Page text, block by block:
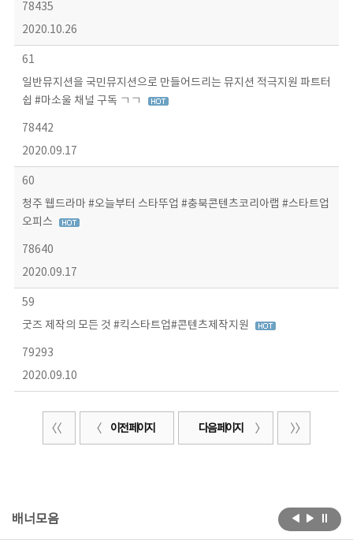
78435
2020.10.26
61
일반뮤지션을 국민뮤지션으로 만들어드리는 뮤지션 적극지원 파트터
쉽 #마소울 채널 구독 ㄱㄱ
78442
2020.09.17
60
청주 웹드라마 #오늘부터 스타뚜업 #충북콘텐츠코리아랩 #스타트업
오피스
78640
2020.09.17
59
굿즈 제작의 모든 것 #킥스타트업#콘텐츠제작지원
79293
2020.09.10
이전 페이지 다음 페이지
배너모음